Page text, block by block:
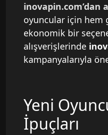
inovapin.com’dan
oyuncular için hem
ekonomik bir
alışverişlerinde
kampanyalarıyla
Yeni
İpuçları